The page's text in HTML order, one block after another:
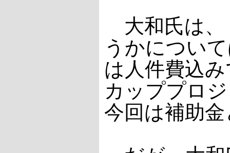
大和氏は、
うかについ
は人件費込
カッププロ
今回は補助